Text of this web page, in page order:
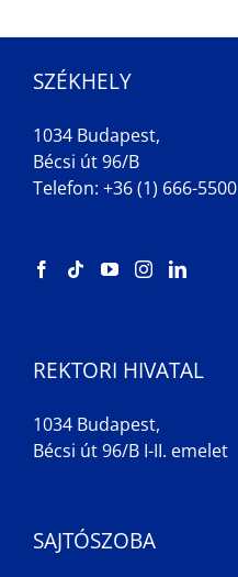
SZÉKHELY
1034 Budapest,
Bécsi út 96/B
Telefon: +36 (1) 666-5500
REKTORI HIVATAL
1034 Budapest,
Bécsi út 96/B I-II. emelet
SAJTÓSZOBA